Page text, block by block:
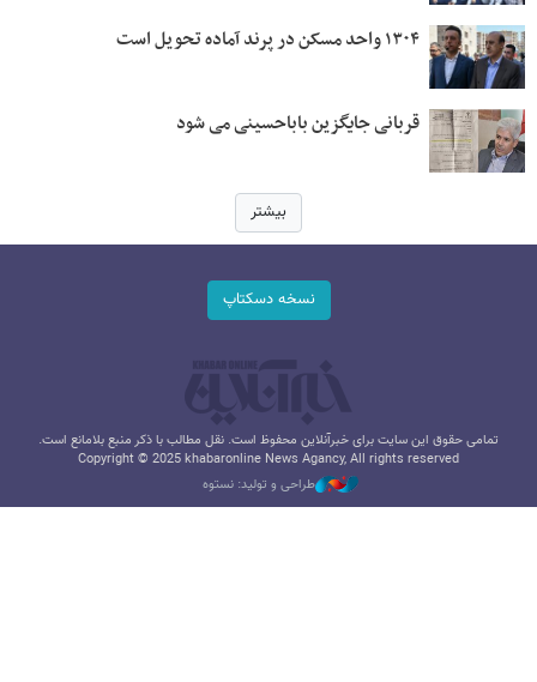
۱۳۰۴ واحد مسکن در پرند آماده تحویل است
قربانی جایگزین باباحسینی می شود
بیشتر
نسخه دسکتاپ
تمامی حقوق این سایت برای خبرآنلاین محفوظ است. نقل مطالب با ذکر منبع بلامانع است.
Copyright © 2025 khabaronline News Agancy, All rights reserved
طراحی و تولید: نستوه